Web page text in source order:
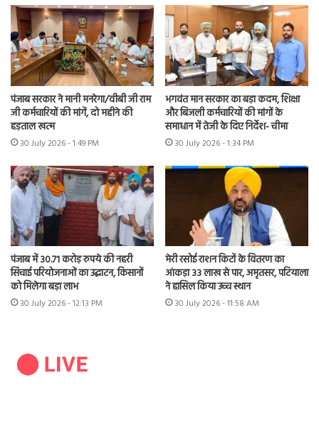
पंजाब सरकार ने मानी मनरेगा/वीबी जी राम
जी कर्मचारियों की मांगें, दो महीने की
हड़ताल खत्म
30 July 2026 - 1:49 PM
भगवंत मान सरकार का बड़ा कदम, शिक्षा
और बिजली कर्मचारियों की मांगों के
समाधान में तेजी के दिए निर्देश- चीमा
30 July 2026 - 1:34 PM
पंजाब में 30.71 करोड़ रुपये की नहरी
सिंचाई परियोजनाओं का उद्घाटन, किसानों
को मिलेगा बड़ा लाभ
30 July 2026 - 12:13 PM
मेरी रसोई राशन किटों के वितरण का
आंकड़ा 33 लाख से पार, अमृतसर, पटियाला
ने हासिल किया उच्च स्थान
30 July 2026 - 11:58 AM